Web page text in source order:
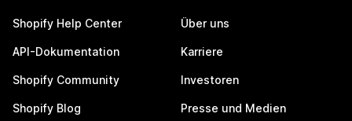
Shopify Help Center
API-Dokumentation
Shopify Community
Shopify Blog
Über uns
Karriere
Investoren
Presse und Medien